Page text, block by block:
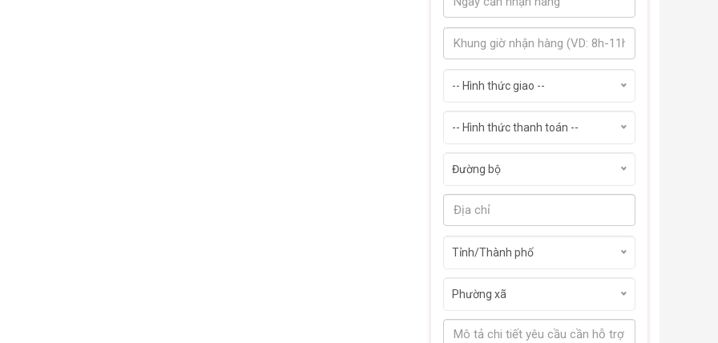
-- Hình thức giao --
-- Hình thức thanh toán --
Đường bộ
Tỉnh/Thành phố
Phường xã